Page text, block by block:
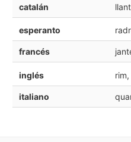
catalán
esperanto
francés
inglés
italiano